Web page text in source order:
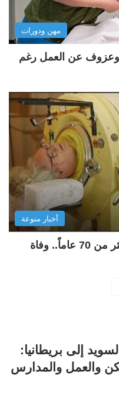
مهن ودورات
وعزوف عن العمل رغم
أخبار منوعة
عاشت تتنفس بالرئة الحديدية أكثر من 70 عاماً.. وفاة
ح
ة
إلى بريطانيا:
والعمل والمدارس